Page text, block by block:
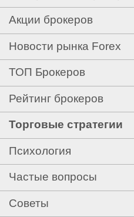
Акции брокеров
Новости рынка Forex
ТОП Брокеров
Рейтинг брокеров
Торговые стратегии
Психология
Частые вопросы
Советы